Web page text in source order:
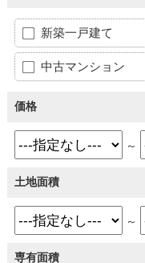
新築一戸建て
中古マンション
価格
～
土地面積
～
専有面積